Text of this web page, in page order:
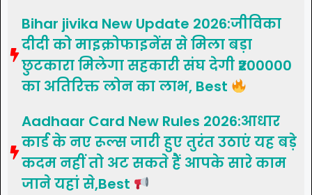
Bihar jivika New Update 2026:जीविका
दीदी को माइक्रोफाइनेंस से मिला बड़ा
छुटकारा मिलेगा सहकारी संघ देगी ₹200000
का अतिरिक्त लोन का लाभ, Best
Aadhaar Card New Rules 2026:आधार
कार्ड के नए रूल्स जारी हुए तुरंत उठाएं यह बड़े
कदम नहीं तो अट सकते हैं आपके सारे काम
जाने यहां से,Best